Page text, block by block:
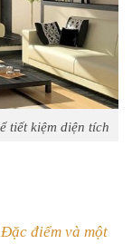
tiết kiệm diện tích
điểm và một